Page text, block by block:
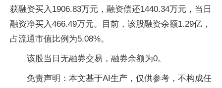
获融资买入1906.83万元，融资偿还1440.34万元，当日
融资净买入466.49万元。目前，该股融资余额1.29亿，
占流通市值比例为5.08%。
该股当日无融券交易，融券余额为0。
免责声明：本文基于AI生产，仅供参考，不构成任